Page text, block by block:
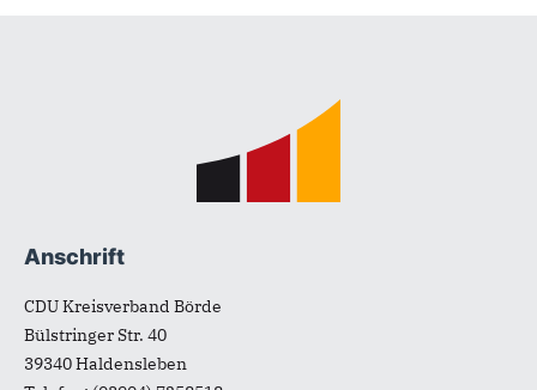
Anschrift
CDU Kreisverband Börde
Bülstringer Str. 40
39340Haldensleben